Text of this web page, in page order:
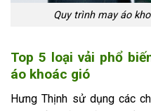
Quy trình may áo
Top 5 loại vải phổ
áo khoác gió
Hưng Thịnh sử dụng các